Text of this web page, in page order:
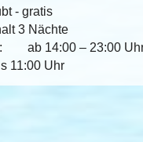
- gratis
3 Nächte
: ab 14:00 – 23:00
Uhr